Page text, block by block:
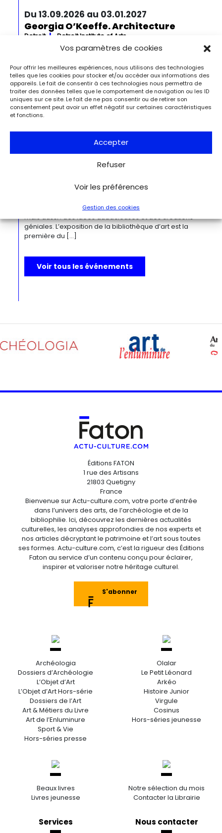
Vos paramètres de cookies
Pour offrir les meilleures expériences, nous utilisons des technologies
telles que les cookies pour stocker et/ou accéder aux informations des
appareils. Le fait de consentir à ces technologies nous permettra de
traiter des données telles que le comportement de navigation ou les ID
uniques sur ce site. Le fait de ne pas consentir ou de retirer son
consentement peut avoir un effet négatif sur certaines caractéristiques
et fonctions.
Accepter
Refuser
Voir les préférences
Gestion des cookies
Du 13.09.2026 au 03.01.2027
Georgia O’Keeffe. Architecture
Detroit
Detroit Institute of Arts
« Georgia O’Keeffe. Architecture » est une exposition
novatrice qui présente environ 35 peintures architecturales
réalisées entre les années 1920 et 1960. Pionnière de l’art
moderne, O’Keeffe a célébré la beauté et la complexité
des environnements bâtis qu’elle a habités à travers ces
œuvres remarquables. Tout au long de sa longue carrière,
l’artiste a puisé son inspiration dans […]
Du 27.11.2026 au 04.04.2027
Bizarre ! L’histoire de l’art du mot le
plus fou du monde
Depuis la Renaissance, « bizarre » est le terme ultime pour
question l’ordre du monde. Des états psychiques
comportements à faire dresser les cheveux sur la tête,
mais aussi : des idées audacieuses et des créations
géniales. L’exposition de la bibliothèque d’art est la
première du […]
Voir tous les événements
Éditions FATON
1 rue des Artisans
21803 Quetigny
France
Bienvenue sur Actu-culture.com, votre porte d’entrée
dans l’univers des arts, de l’archéologie et de la
bibliophilie. Ici, découvrez les dernières actualités
culturelles, les analyses approfondies de nos experts et
nos articles décryptant le patrimoine et l’art sous toutes
ses formes. Actu-culture.com, c’est la rigueur des Éditions
Faton au service d’un contenu conçu pour éclairer,
inspirer et valoriser notre héritage culturel.
S'abonner
Archéologia
Dossiers d’Archéologie
L’Objet d’Art
L’Objet d’Art Hors-série
Dossiers de l’Art
Art & Métiers du Livre
Art de l’Enluminure
Sport & Vie
Hors-séries presse
Olalar
Le Petit Léonard
Arkéo
Histoire Junior
Virgule
Cosinus
Hors-séries jeunesse
Beaux livres
Livres jeunesse
Notre sélection du mois
Contacter la Librairie
Services Nous contacter